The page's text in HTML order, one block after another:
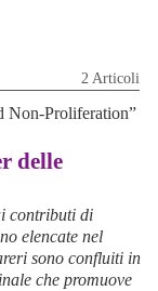
2 Articoli
Non-Proliferation”
delle
contributi di
elencate nel
sono confluiti in
che promuove